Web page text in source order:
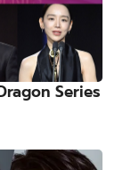
Series